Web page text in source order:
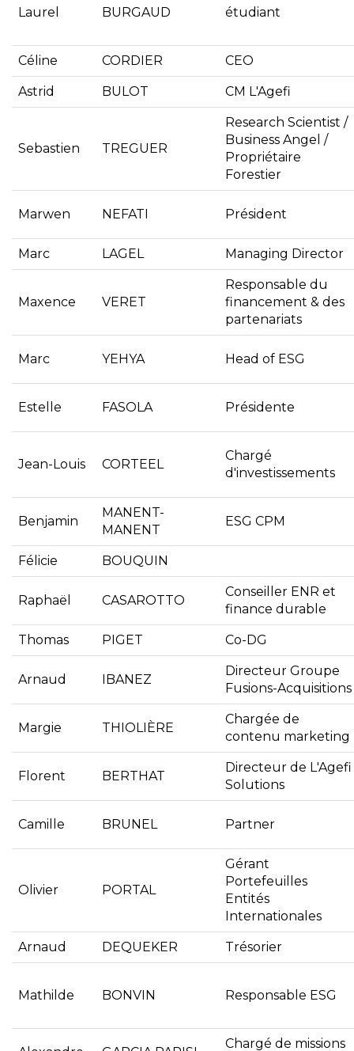
Laurel BURGAUD étudiant
Céline CORDIER CEO
Astrid BULOT CM L'Agefi
Sebastien TREGUER
Research Scientist /
Business Angel /
Propriétaire
Forestier
Marwen NEFATI Président
Marc LAGEL Managing Director
Maxence VERET
Responsable du
financement & des
partenariats
Marc YEHYA Head of ESG
Estelle FASOLA Présidente
Jean-Louis CORTEEL
Chargé
d'investissements
Benjamin
MANENT-
MANENT
ESG CPM
Félicie BOUQUIN
Raphaël CASAROTTO
Conseiller ENR et
finance durable
Thomas PIGET Co-DG
Arnaud IBANEZ
Directeur Groupe
Fusions-Acquisitions
Margie THIOLIÈRE
Chargée de
contenu marketing
Florent BERTHAT
Directeur de L'Agefi
Solutions
Camille BRUNEL Partner
Olivier PORTAL
Gérant
Portefeuilles
Entités
Internationales
Arnaud DEQUEKER Trésorier
Mathilde BONVIN Responsable ESG
Chargé de missions